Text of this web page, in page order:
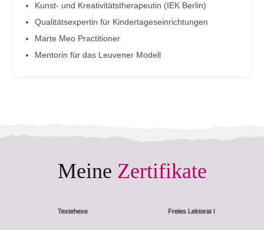
Kunst- und Kreativitätstherapeutin (IEK Berlin)
Qualitätsexpertin für Kindertageseinrichtungen
Marte Meo Practitioner
Mentorin für das Leuvener Modell
Meine Zertifikate
Textehexe Freies Lektorat I